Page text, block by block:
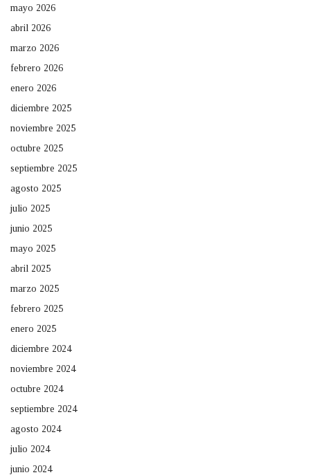
mayo 2026
abril 2026
marzo 2026
febrero 2026
enero 2026
diciembre 2025
noviembre 2025
octubre 2025
septiembre 2025
agosto 2025
julio 2025
junio 2025
mayo 2025
abril 2025
marzo 2025
febrero 2025
enero 2025
diciembre 2024
noviembre 2024
octubre 2024
septiembre 2024
agosto 2024
julio 2024
junio 2024